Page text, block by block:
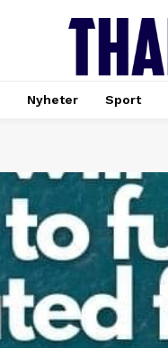
Nyheter Sport